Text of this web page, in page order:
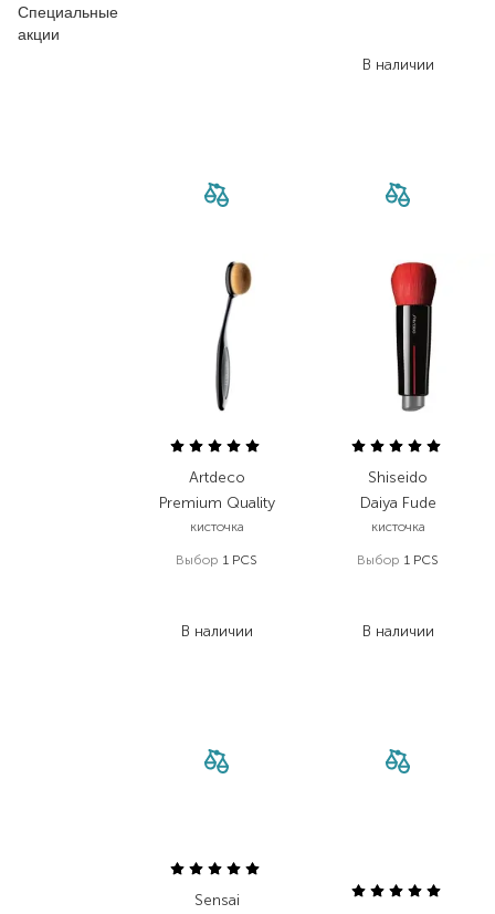
Специальные
акции
В наличии
Artdeco
Premium Quality
кисточка
Выбор 1 PCS
В наличии
Shiseido
Daiya Fude
кисточка
Выбор 1 PCS
В наличии
Sensai